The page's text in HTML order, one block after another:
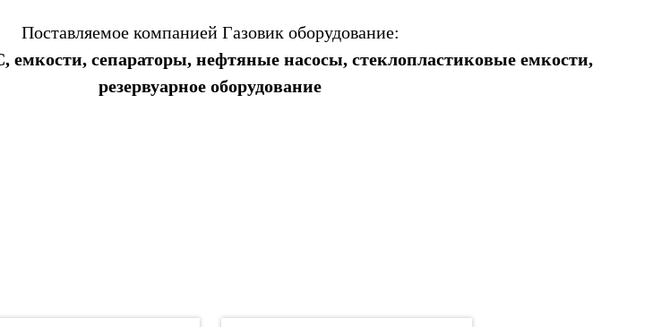
Поставляемое компанией Газовик оборудование:
емкости, сепараторы, нефтяные насосы, стеклопластиковые емкости,
резервуарное оборудование